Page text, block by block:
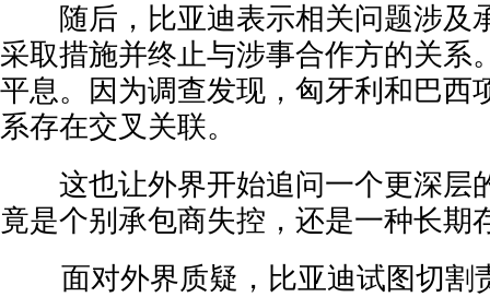
随后，比亚迪表示相关问题涉及
采取措施并终止与涉事合作方的关系
平息。因为调查发现，匈牙利和巴西
系存在交叉关联。
这也让外界开始追问一个更深层
竟是个别承包商失控，还是一种长期
面对外界质疑，比亚迪试图切割